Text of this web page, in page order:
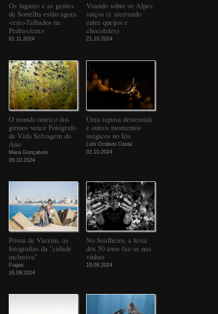
Os lugares e as gentes
de Sortelha estão agora
<em>Talhados na
Pedra</em>
01.11.2024
Voando sobre os Alpes
suíços (e aterrando
entre queijos e
chocolates)
21.10.2024
O mundo onírico dos
girinos vence Fotógrafo
de Vida Selvagem do
Ano
Mara Gonçalves
09.10.2024
Uma raposa destemida
e outros momentos
mágicos no Iris
Luís Octávio Costa
02.10.2024
Póvoa de Varzim, as
fotografias da "cidade
inclusiva"
Fugas
26.09.2024
No Soalheiro, a festa
dos 50 anos faz-se nas
vinhas
19.09.2024